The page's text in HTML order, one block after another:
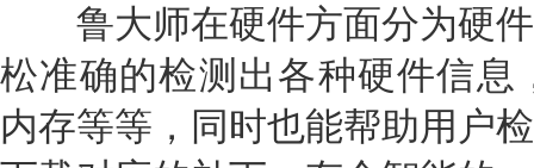
鲁大师在硬件方面分为硬件
松准确的检测出各种硬件信息
内存等等，同时也能帮助用户